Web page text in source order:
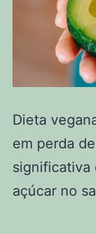
Dieta
em perda
significativa
açúcar no